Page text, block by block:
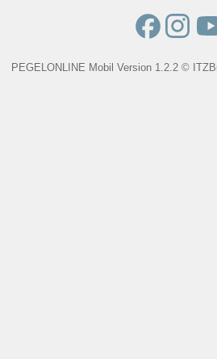
PEGELONLINE Mobil Version 1.2.2 ©